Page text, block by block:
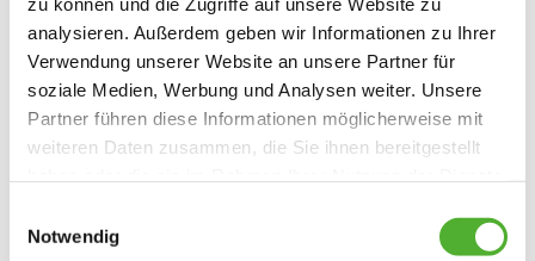
analysieren. Außerdem geben wir Informationen zu Ihrer
Verwendung unserer Website an unsere Partner für
soziale Medien, Werbung und Analysen weiter. Unsere
Partner führen diese Informationen möglicherweise mit
weiteren Daten zusammen, die Sie ihnen bereitgestellt
Cookies, wenn Sie unsere Webseite weiterhin nutzen.
Notwendig
Allgemeines *Pflichtfelder
Stellenart